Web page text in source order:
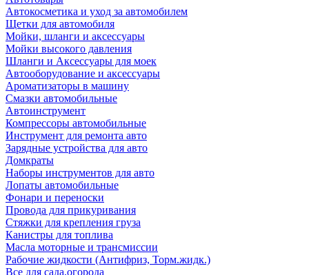
Автокосметика и уход за автомобилем
Щетки для автомобиля
Мойки, шланги и аксессуары
Мойки высокого давления
Шланги и Аксессуары для моек
Автооборудование и аксессуары
Ароматизаторы в машину
Смазки автомобильные
Автоинструмент
Компрессоры автомобильные
Инструмент для ремонта авто
Зарядные устройства для авто
Домкраты
Наборы инструментов для авто
Лопаты автомобильные
Фонари и переноски
Провода для прикуривания
Стяжки для крепления груза
Канистры для топлива
Масла моторные и трансмиссии
Рабочие жидкости (Антифриз, Торм.жидк.)
Все для сада,огорода